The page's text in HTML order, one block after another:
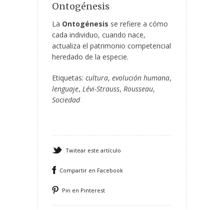
Ontogénesis
La Ontogénesis se refiere a cómo
cada individuo, cuando nace,
actualiza el patrimonio competencial
heredado de la especie.
Etiquetas: cultura, evolución humana,
lenguaje, Lévi-Strauss, Rousseau,
Sociedad
Twitear este artículo
Compartir en Facebook
Pin en Pinterest